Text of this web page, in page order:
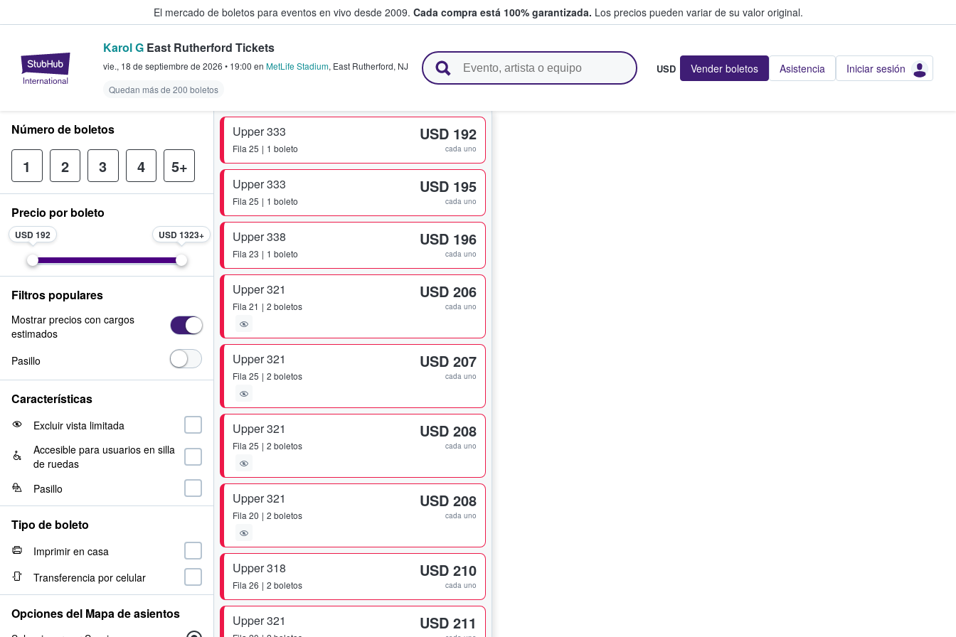
El mercado de boletos para eventos en vivo desde 2009. Cada compra está 100% garantizada. Los precios pueden variar de su valor original.
StubHub: donde los fans compran y venden boletos
Karol G East Rutherford Tickets
vie., 18 de septiembre de 2026 • 19:00 en MetLife Stadium, East Rutherford, NJ
Quedan más de 200 boletos
USD Vender boletos Asistencia Iniciar sesión
Upper 333
Fila 25 1 boleto
USD 192
cada uno
Upper 333
Fila 25 1 boleto
USD 195
cada uno
Upper 338
Fila 23 1 boleto
USD 196
cada uno
Upper 321
Fila 21 2 boletos
USD 206
cada uno
Upper 321
Fila 25 2 boletos
USD 207
cada uno
Upper 321
Fila 25 2 boletos
USD 208
cada uno
Upper 321
Fila 20 2 boletos
USD 208
cada uno
Upper 318
Fila 26 2 boletos
USD 210
cada uno
Upper 321 USD 211
Número de boletos
1 2 3 4 5+
Precio por boleto
USD 192 USD 1323
Filtros populares
Mostrar precios con cargos
estimados
Pasillo
Características
Excluir vista limitada
Accesible para usuarios en silla
de ruedas
Pasillo
Tipo de boleto
Imprimir en casa
Transferencia por celular
Opciones del Mapa de asientos